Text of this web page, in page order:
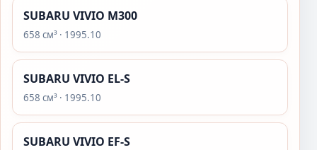
SUBARU VIVIO M300
658 см³ · 1995.10
SUBARU VIVIO EL-S
658 см³ · 1995.10
SUBARU VIVIO EF-S